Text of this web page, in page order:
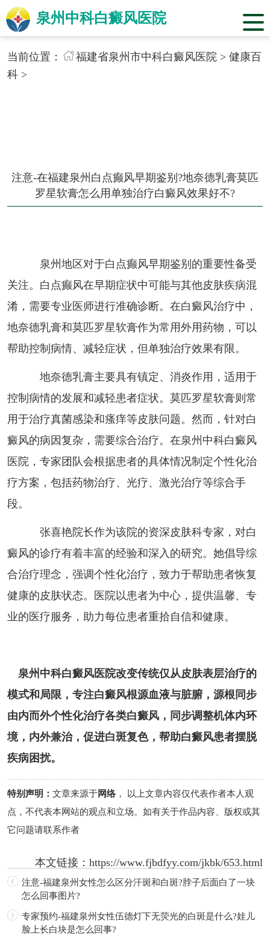
泉州中科白癜风医院
当前位置： 福建省泉州市中科白癜风医院> 健康百
科>
注意-在福建泉州白点癫风早期鉴别?地奈德乳膏莫匹
罗星软膏怎么用单独治疗白癜风效果好不?
泉州地区对于白点癫风早期鉴别的重要性备受
关注。白点癫风在早期症状中可能与其他皮肤疾病混
淆，需要专业医师进行准确诊断。在白癜风治疗中，
地奈德乳膏和莫匹罗星软膏作为常用外用药物，可以
帮助控制病情、减轻症状，但单独治疗效果有限。
地奈德乳膏主要具有镇定、消炎作用，适用于
控制病情的发展和减轻患者症状。莫匹罗星软膏则常
用于治疗真菌感染和瘙痒等皮肤问题。然而，针对白
癜风的病因复杂，需要综合治疗。在泉州中科白癜风
医院，专家团队会根据患者的具体情况制定个性化治
疗方案，包括药物治疗、光疗、激光治疗等综合手
段。
张喜艳院长作为该院的资深皮肤科专家，对白
癜风的诊疗有着丰富的经验和深入的研究。她倡导综
合治疗理念，强调个性化治疗，致力于帮助患者恢复
健康的皮肤状态。医院以患者为中心，提供温馨、专
业的医疗服务，助力每位患者重拾自信和健康。
泉州中科白癜风医院改变传统仅从皮肤表层治疗的
模式和局限，专注白癜风根源血液与脏腑，源根同步
由内而外个性化治疗各类白癜风，同步调整机体内环
境，内外兼治，促进白斑复色，帮助白癜风患者摆脱
疾病困扰。
特别声明： 文章来源于网络， 以上文章内容仅代表作者本人观
点，不代表本网站的观点和立场。如有关于作品内容、版权或其
它问题请联系作者
本文链接：https://www.fjbdfyy.com/jkbk/653.html
注意-福建泉州女性怎么区分汗斑和白斑?脖子后面白了一块
怎么回事图片?
专家预约-福建泉州女性伍德灯下无荧光的白斑是什么?娃儿
脸上长白块是怎么回事?